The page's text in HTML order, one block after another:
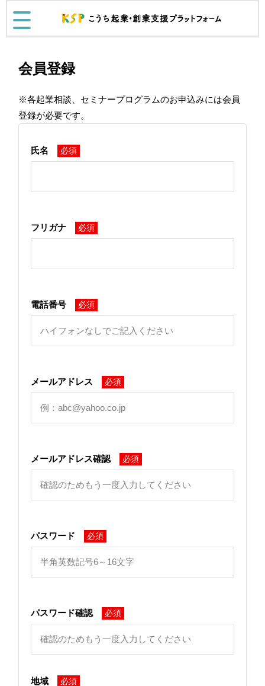
会員登録
※各起業相談、セミナープログラムのお申込みには会員
登録が必要です。
氏名 必須
フリガナ 必須
電話番号 必須
メールアドレス 必須
メールアドレス確認 必須
パスワード 必須
パスワード確認 必須
地域 必須